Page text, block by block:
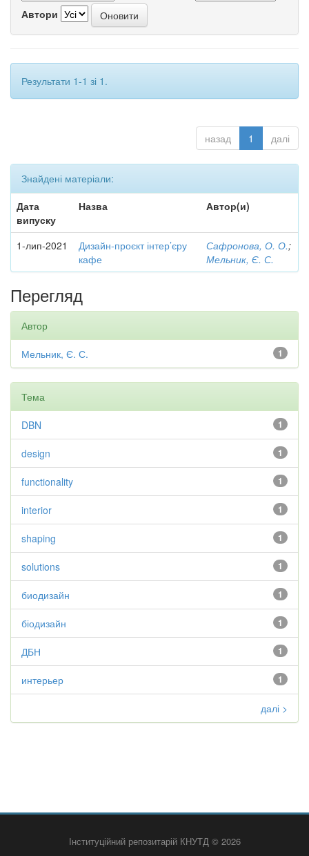
Автори
Результати 1-1 зі 1.
назад 1 далі
Знайдені матеріали:
Дата
випуску
Назва Автор(и)
1-лип-2021
Дизайн-проєкт інтер’єру
кафе
Сафронова, О. О.;
Мельник, Є. С.
Перегляд
Автор
1
Мельник, Є. С.
Тема
1
DBN
1
design
1
functionality
1
interior
1
shaping
1
solutions
1
биодизайн
1
біодизайн
1
ДБН
1
интерьер
далі >
Інституційний репозитарій КНУТД © 2026